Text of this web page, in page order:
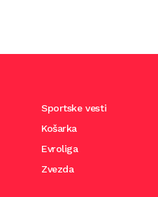
Sportske vesti
Košarka
Evroliga
Zvezda